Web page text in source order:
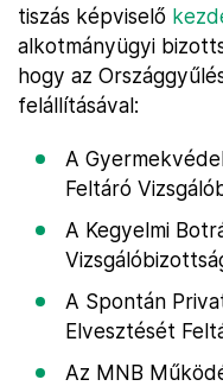
tiszás képviselő
alkotmányügyi
hogy az
felállításával:
A
Feltáró
A Kegyelmi
A Spontán
Elvesztését
Az MNB